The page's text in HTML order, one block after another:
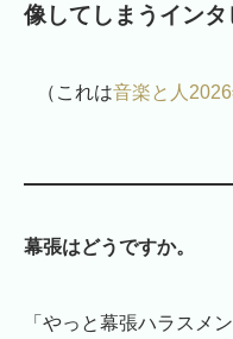
像してしまうインタ
（これは音楽と人
幕張はどうですか。
「やっと幕張ハラスメ